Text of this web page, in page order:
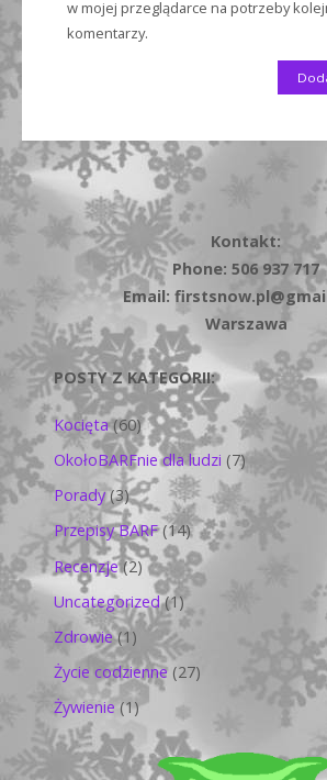
w mojej przeglądarce na potrzeby
komentarzy.
Kontakt:
Phone: 506 937 717
Email:
Warszawa
POSTY Z KATEGORII:
Kocięta(60)
OkołoBARFnie dla ludzi (7)
Porady(3)
Przepisy BARF(14)
Recenzje(2)
Uncategorized(1)
Zdrowie(1)
Życie codzienne(27)
Żywienie (1)